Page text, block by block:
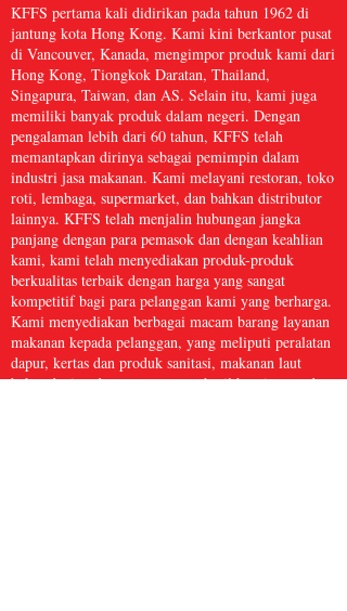
KFFS pertama kali didirikan pada tahun 1962 di
jantung kota Hong Kong. Kami kini berkantor pusat
di Vancouver, Kanada, mengimpor produk kami dari
Hong Kong, Tiongkok Daratan, Thailand,
Singapura, Taiwan, dan AS. Selain itu, kami juga
memiliki banyak produk dalam negeri. Dengan
pengalaman lebih dari 60 tahun, KFFS telah
memantapkan dirinya sebagai pemimpin dalam
industri jasa makanan. Kami melayani restoran, toko
roti, lembaga, supermarket, dan bahkan distributor
lainnya. KFFS telah menjalin hubungan jangka
panjang dengan para pemasok dan dengan keahlian
kami, kami telah menyediakan produk-produk
berkualitas terbaik dengan harga yang sangat
kompetitif bagi para pelanggan kami yang berharga.
Kami menyediakan berbagai macam barang layanan
makanan kepada pelanggan, yang meliputi peralatan
dapur, kertas dan produk sanitasi, makanan laut
beku, daging dan unggas, serta hasil bumi segar dan